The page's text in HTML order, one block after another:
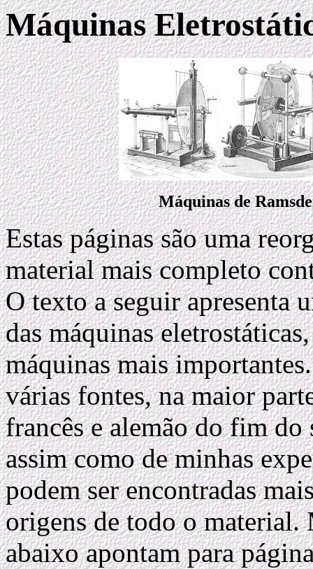
Máquinas
Máquinas de
Estas páginas são uma
material mais completo
O texto a seguir apresenta
das máquinas
máquinas mais
várias fontes, na maior
francês e alemão do fim
assim como de minhas
podem ser encontradas
origens de todo o
abaixo apontam para